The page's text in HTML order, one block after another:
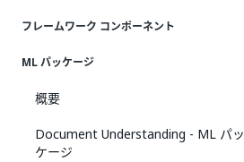
フレームワーク コンポーネント
ML パッケージ
概要
Document Understanding - ML パッ
ケージ